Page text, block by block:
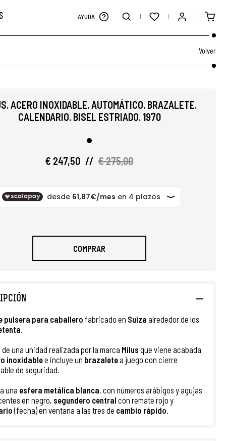
AYUDA
Volver
ACERO INOXIDABLE. AUTOMÁTICO. BRAZALETE.
CALENDARIO. BISEL ESTRIADO. 1970
€ 247,50 // € 275,00
COMPRAR
pulsera para caballero fabricado en Suiza alrededor de los
.
una unidad realizada por la marca Milus que viene acabada
inoxidablee incluye un brazaletea juego con cierre
de seguridad.
una esfera metálica blanca, con números arábigos y agujas
en negro, segundero central con remate rojo y
(fecha) en ventana a las tres de cambio rápido.